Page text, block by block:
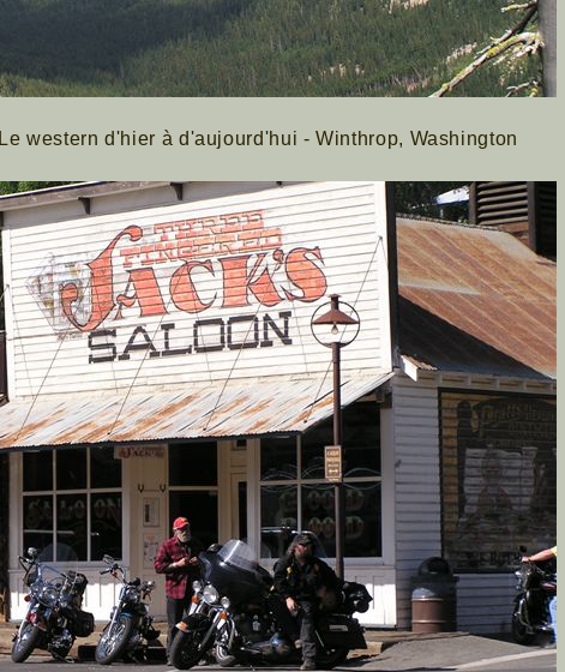
Le western d'hier à d'aujourd'hui - Winthrop, Washington